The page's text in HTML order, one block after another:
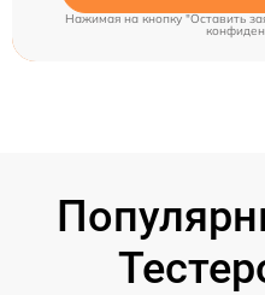
Нажимая на кнопку "Оставить